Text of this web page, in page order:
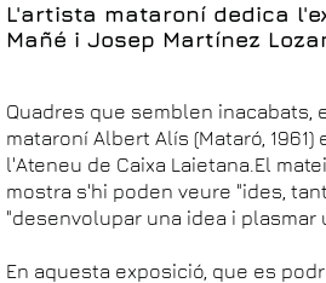
L'artista mataroní dedica
Mañé i Josep Martínez
Quadres que semblen
mataroní Albert Alís (Mataró, 1961)
l'Ateneu de Caixa Laietana.El
mostra s'hi poden veure "ides,
"desenvolupar una idea i plasmar
En aquesta exposició, que es